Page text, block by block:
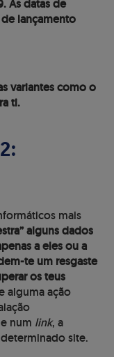
As datas de
lançamento
variantes como o
ti.
mais
alguns dados
a eles ou a
te um resgaste
os teus
alguma ação
num link, a
site.